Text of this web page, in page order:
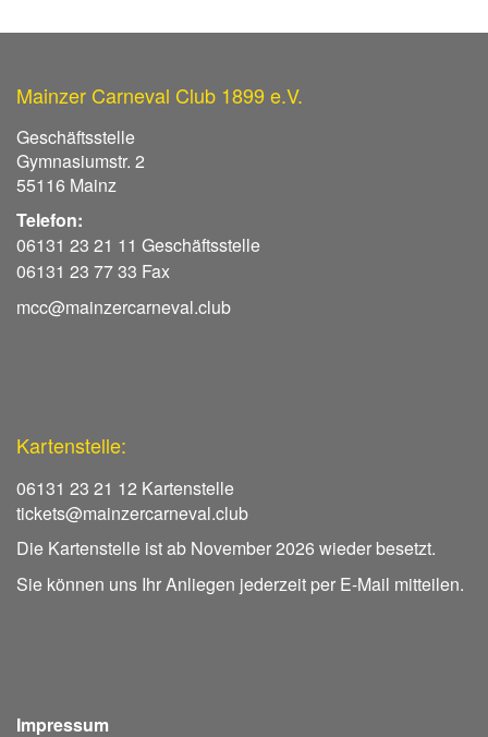
Mainzer Carneval Club 1899 e.V.
Geschäftsstelle
Gymnasiumstr. 2
55116 Mainz
Telefon:
06131 23 21 11 Geschäftsstelle
06131 23 77 33 Fax
mcc@mainzercarneval.club
Kartenstelle:
06131 23 21 12 Kartenstelle
tickets@mainzercarneval.club
Die Kartenstelle ist ab November 2026 wieder besetzt.
Sie können uns Ihr Anliegen jederzeit per E-Mail mitteilen.
Impressum